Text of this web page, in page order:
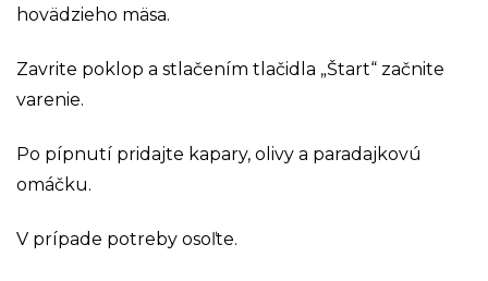
hovädzieho mäsa.
Zavrite poklop a stlačením tlačidla „Štart“ začnite
varenie.
Po pípnutí pridajte kapary, olivy a paradajkovú
omáčku.
V prípade potreby osoľte.